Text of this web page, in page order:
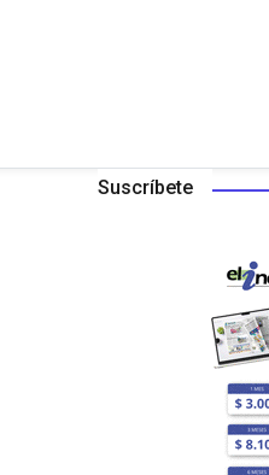
Suscríbete